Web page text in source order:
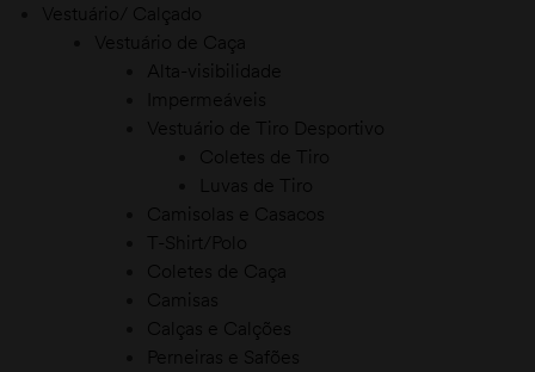
Vestuário/ Calçado
Vestuário de Caça
Alta-visibilidade
Impermeáveis
Vestuário de Tiro Desportivo
Coletes de Tiro
Luvas de Tiro
Camisolas e Casacos
T-Shirt/Polo
Coletes de Caça
Camisas
Calças e Calções
Perneiras e Safões